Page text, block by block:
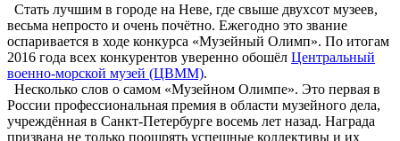
Стать лучшим в городе на Неве, где свыше двухсот музеев,
весьма непросто и очень почётно. Ежегодно это звание
оспаривается в ходе конкурса «Музейный Олимп». По итогам
2016 года всех конкурентов уверенно обошёл Центральный
военно-морской музей (ЦВММ).
Несколько слов о самом «Музейном Олимпе». Это первая в
России профессиональная премия в области музейного дела,
учреждённая в Санкт-Петербурге восемь лет назад. Награда
призвана не только поощрять успешные коллективы и их